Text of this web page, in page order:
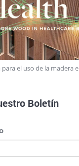
el uso de la madera
Boletín